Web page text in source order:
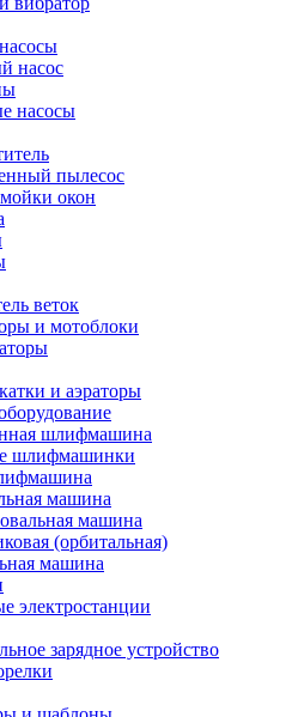
насос
насосы
пылесос
окон
веток
и мотоблоки
и аэраторы
шлифмашина
шлифмашинки
машина
машина
(орбитальная)
машина
электростанции
зарядное устройство